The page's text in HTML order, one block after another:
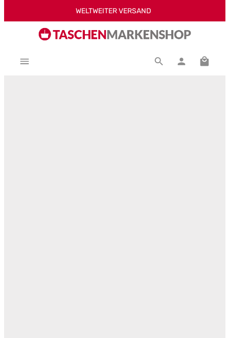
Zum Hauptinhalt springenWELTWEITER VERSAND